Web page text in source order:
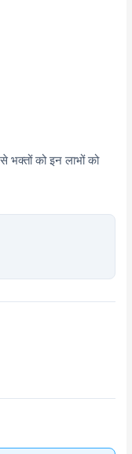
भक्तों को इन लाभों को